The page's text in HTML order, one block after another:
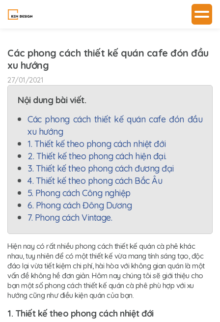
Các phong cách thiết kế quán cafe đón đầu
xu hướng
27/01/2021
Nội dung bài viết.
Các phong cách thiết kế quán cafe đón đầu
xu hướng
1. Thiết kế theo phong cách nhiệt đới
2. Thiết kế theo phong cách hiện đại.
3. Thiết kế theo phong cách đương đại
4. Thiết kế theo phong cách Bắc Âu
5. Phong cách Công nghiệp
6. Phong cách Đông Dương
7. Phong cách Vintage.
Hiện nay có rất nhiều phong cách thiết kế quán cà phê khác
nhau, tuy nhiên để có một thiết kế vừa mang tính sáng tạo, độc
đáo lại vừa tiết kiệm chi phí, hài hòa với không gian quán là một
vấn đề không hề đơn giản. Hôm nay chúng tôi sẽ giới thiệu cho
bạn một số phong cách thiết kế quán cà phê phù hợp với xu
hướng cũng như điều kiện quán của bạn.
1. Thiết kế theo phong cách nhiệt đới